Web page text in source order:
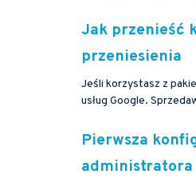
Jak przenieść
przeniesienia
Jeśli korzystasz z
usług Google.
Pierwsza
administratora